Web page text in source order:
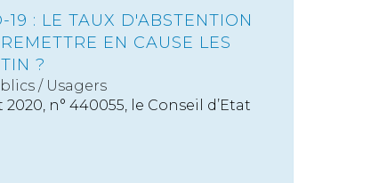
19 : LE TAUX D'ABSTENTION
EN CAUSE LES
?
/ Usagers
n° 440055, le Conseil d’Etat